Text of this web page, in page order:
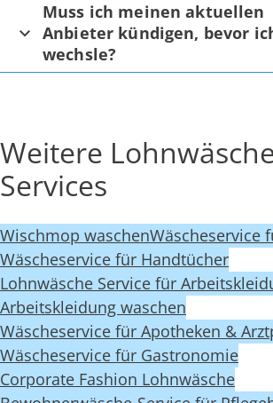
Muss ich meinen aktuellen
Anbieter kündigen, bevor
wechsle?
Weitere
Services
Wischmop waschenWäscheservice
Wäscheservice für Handtücher
Lohnwäsche Service für
Arbeitskleidung waschen
Wäscheservice für Apotheken &
Wäscheservice für Gastronomie
Corporate Fashion Lohnwäsche